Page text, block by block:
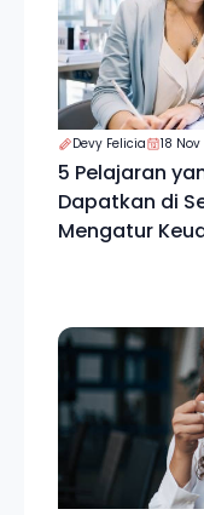
Devy Felicia 18
5 Pelajaran
Dapatkan di
Mengatur